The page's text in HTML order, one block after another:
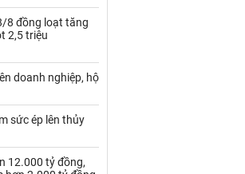
Thức ăn chăn nuôi
Tôm
8 đồng loạt tăng
2,5 triệu
doanh nghiệp, hộ
sức ép lên thủy
12.000 tỷ đồng,